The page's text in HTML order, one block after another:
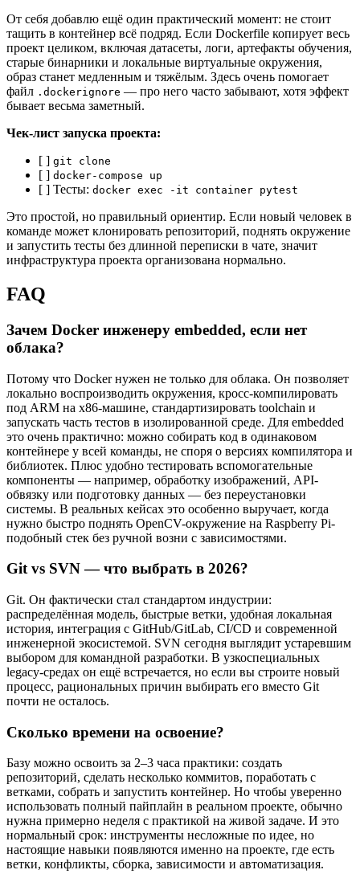
От себя добавлю ещё один практический момент: не стоит
тащить в контейнер всё подряд. Если Dockerfile копирует весь
проект целиком, включая датасеты, логи, артефакты обучения,
старые бинарники и локальные виртуальные окружения,
образ станет медленным и тяжёлым. Здесь очень помогает
файл .dockerignore — про него часто забывают, хотя эффект
бывает весьма заметный.
Чек-лист запуска проекта:
[ ] git clone
[ ] docker-compose up
[ ] Тесты: docker exec -it container pytest
Это простой, но правильный ориентир. Если новый человек в
команде может клонировать репозиторий, поднять окружение
и запустить тесты без длинной переписки в чате, значит
инфраструктура проекта организована нормально.
FAQ
Зачем Docker инженеру embedded, если нет
облака?
Потому что Docker нужен не только для облака. Он позволяет
локально воспроизводить окружения, кросс-компилировать
под ARM на x86-машине, стандартизировать toolchain и
запускать часть тестов в изолированной среде. Для embedded
это очень практично: можно собирать код в одинаковом
контейнере у всей команды, не споря о версиях компилятора и
библиотек. Плюс удобно тестировать вспомогательные
компоненты — например, обработку изображений, API-
обвязку или подготовку данных — без переустановки
системы. В реальных кейсах это особенно выручает, когда
нужно быстро поднять OpenCV-окружение на Raspberry Pi-
подобный стек без ручной возни с зависимостями.
Git vs SVN — что выбрать в 2026?
Git. Он фактически стал стандартом индустрии:
распределённая модель, быстрые ветки, удобная локальная
история, интеграция с GitHub/GitLab, CI/CD и современной
инженерной экосистемой. SVN сегодня выглядит устаревшим
выбором для командной разработки. В узкоспециальных
legacy-средах он ещё встречается, но если вы строите новый
процесс, рациональных причин выбирать его вместо Git
почти не осталось.
Сколько времени на освоение?
Базу можно освоить за 2–3 часа практики: создать
репозиторий, сделать несколько коммитов, поработать с
ветками, собрать и запустить контейнер. Но чтобы уверенно
использовать полный пайплайн в реальном проекте, обычно
нужна примерно неделя с практикой на живой задаче. И это
нормальный срок: инструменты несложные по идее, но
настоящие навыки появляются именно на проекте, где есть
ветки, конфликты, сборка, зависимости и автоматизация.